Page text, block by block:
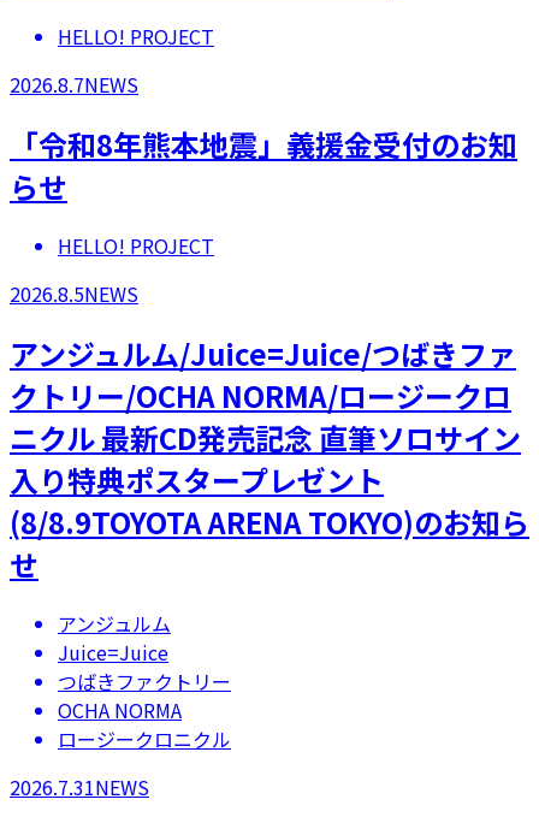
HELLO! PROJECT
2026.8.7NEWS
「令和8年熊本地震」義援金受付のお知
らせ
HELLO! PROJECT
2026.8.5NEWS
アンジュルム/Juice=Juice/つばきファ
クトリー/OCHA NORMA/ロージークロ
ニクル 最新CD発売記念 直筆ソロサイン
入り特典ポスタープレゼント
(8/8.9TOYOTA ARENA TOKYO)のお知ら
せ
アンジュルム
Juice=Juice
つばきファクトリー
OCHA NORMA
ロージークロニクル
2026.7.31NEWS